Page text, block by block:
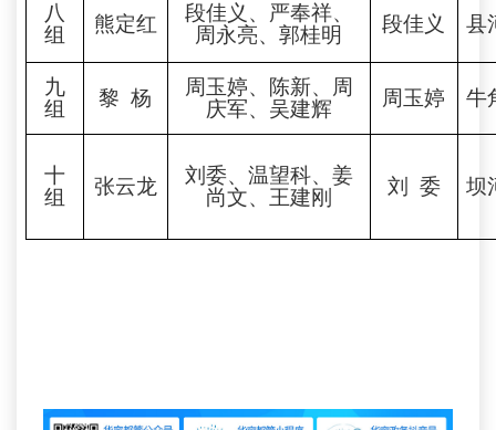
八
组
熊定红
段佳义、严奉祥、
周永亮、郭桂明
段佳义 县
九
组
黎 杨
周玉婷、陈新、周
庆军、 吴建辉 周玉婷 牛
十
组
张云龙
刘委、温望科、姜
尚文、王建刚
刘 委 坝